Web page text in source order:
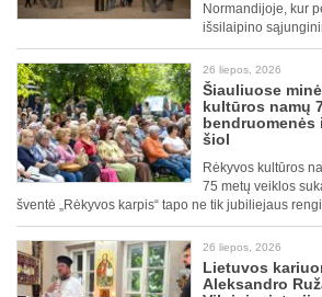
Normandijoje, kur
išsilaipino
26 liepos, 2026
Šiauliuose
kultūros namų
šiol
Rėkyvos kultūros
75 metų veiklos
šventė „Rėkyvos karpis“ tapo ne tik jubiliejaus
26 liepos, 2026
Lietuvos
Aleksandro